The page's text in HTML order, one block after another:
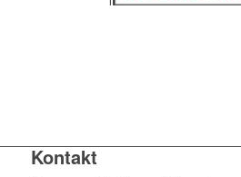
Kontakt